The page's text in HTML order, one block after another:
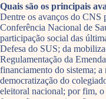
Quais são os principais
Dentre os avanços do CNS
Conferência Nacional de
participação social das
Defesa do SUS; da
Regulamentação da
financiamento do sistema; a
democratização do
eleitoral nacional; por fim, o